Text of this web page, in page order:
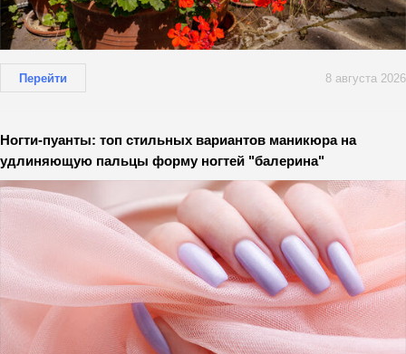
Перейти 8 августа 2026
Ногти-пуанты: топ стильных вариантов маникюра на
удлиняющую пальцы форму ногтей "балерина"